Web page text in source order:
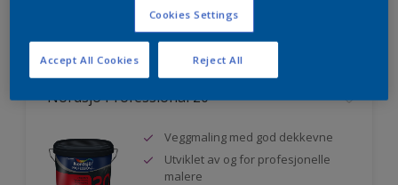
Sammenligne
Nordsjö Professional 20
Veggmaling med god dekkevne
Utviklet av og for profesjonelle
malere
Cookies Settings
Reject All
Accept All Cookies